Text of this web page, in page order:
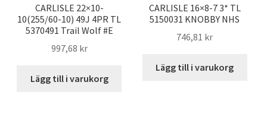
CARLISLE 22×10-
10(255/60-10) 49J 4PR TL
5370491 Trail Wolf #E
997,68 kr
Lägg till i varukorg
CARLISLE 16×8-7 3* TL
5150031 KNOBBY NHS
746,81 kr
Lägg till i varukorg